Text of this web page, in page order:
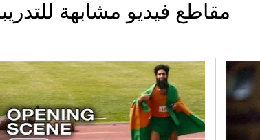
مقاطع فيديو مشابهة